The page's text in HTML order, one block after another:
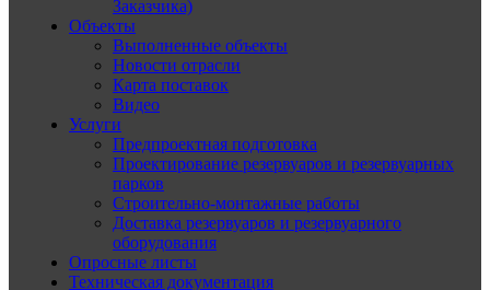
Заказчика)
Объекты
Выполненные объекты
Новости отрасли
Карта поставок
Видео
Услуги
Предпроектная подготовка
Проектирование резервуаров и резервуарных
парков
Строительно-монтажные работы
Доставка резервуаров и резервуарного
оборудования
Опросные листы
Техническая документация